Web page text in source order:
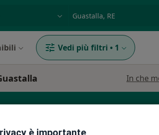
Vedi più filtri • 1
In che
Chirurgo maxillo facciale
è importante